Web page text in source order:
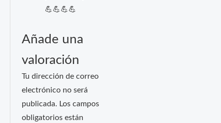
💪💪💪💪
Añade una
valoración
Tu dirección de correo
electrónico no será
publicada. Los campos
obligatorios están